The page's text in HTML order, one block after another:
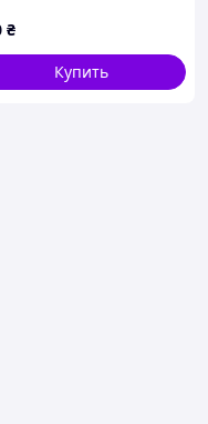
375г
₴
Купить